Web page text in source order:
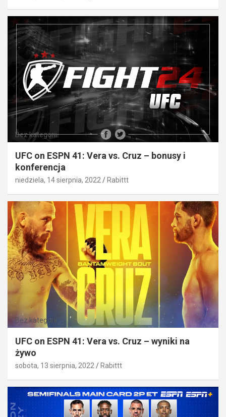
Bez kategorii
UFC on ESPN 41: Vera vs. Cruz – bonusy i
konferencja
niedziela, 14 sierpnia, 2022 Rabittt
Bez kategorii
UFC on ESPN 41: Vera vs. Cruz – wyniki na
żywo
sobota, 13 sierpnia, 2022 Rabittt